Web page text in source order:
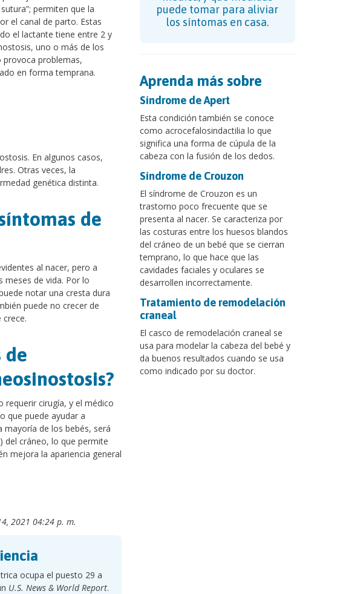
permiten que la
el canal de parto. Estas
el lactante tiene entre 2 y
uno o más de los
provoca problemas,
en forma temprana.
En algunos casos,
Otras veces, la
genética distinta.
de
al nacer, pero a
meses de vida. Por lo
notar una cresta dura
puede no crecer de
de
requerir cirugía, y el médico
que puede ayudar a
mayoría de los bebés, será
del cráneo, lo que permite
mejora la apariencia general
2021 04:24 p. m.
ocupa el puesto 29 a
U.S. News & World Report.
puede tomar para aliviar
los síntomas en casa.
Aprenda más sobre
Síndrome de Apert
Esta condición también se conoce
como acrocefalosindactilia lo que
significa una forma de cúpula de la
cabeza con la fusión de los dedos.
Síndrome de Crouzon
El síndrome de Crouzon es un
trastorno poco frecuente que se
presenta al nacer. Se caracteriza por
las costuras entre los huesos blandos
del cráneo de un bebé que se cierran
temprano, lo que hace que las
cavidades faciales y oculares se
desarrollen incorrectamente.
Tratamiento de remodelación
craneal
El casco de remodelación craneal se
usa para modelar la cabeza del bebé y
da buenos resultados cuando se usa
como indicado por su doctor.